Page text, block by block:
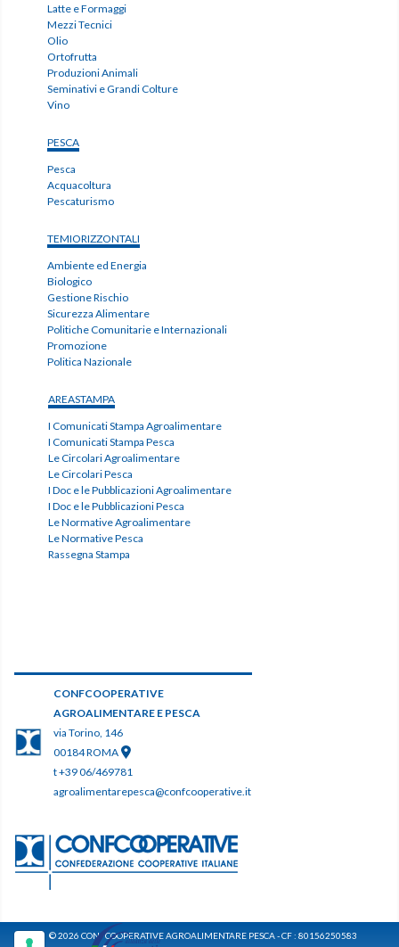
CONFCOOPERATIVE
AGROALIMENTARE E PESCA
via Torino, 146
00184 ROMA
t +39 06/469781
agroalimentarepesca@confcooperative.it
Latte e Formaggi
Mezzi Tecnici
Olio
Ortofrutta
Produzioni Animali
Seminativi e Grandi Colture
Vino
PESCA
Pesca
Acquacoltura
Pescaturismo
TEMIORIZZONTALI
Ambiente ed Energia
Biologico
Gestione Rischio
Sicurezza Alimentare
Politiche Comunitarie e Internazionali
Promozione
Politica Nazionale
AREASTAMPA
I Comunicati Stampa Agroalimentare
I Comunicati Stampa Pesca
Le Circolari Agroalimentare
Le Circolari Pesca
I Doc e le Pubblicazioni Agroalimentare
I Doc e le Pubblicazioni Pesca
Le Normative Agroalimentare
Le Normative Pesca
Rassegna Stampa
© 2026 CONFCOOPERATIVE AGROALIMENTARE PESCA - CF : 80156250583